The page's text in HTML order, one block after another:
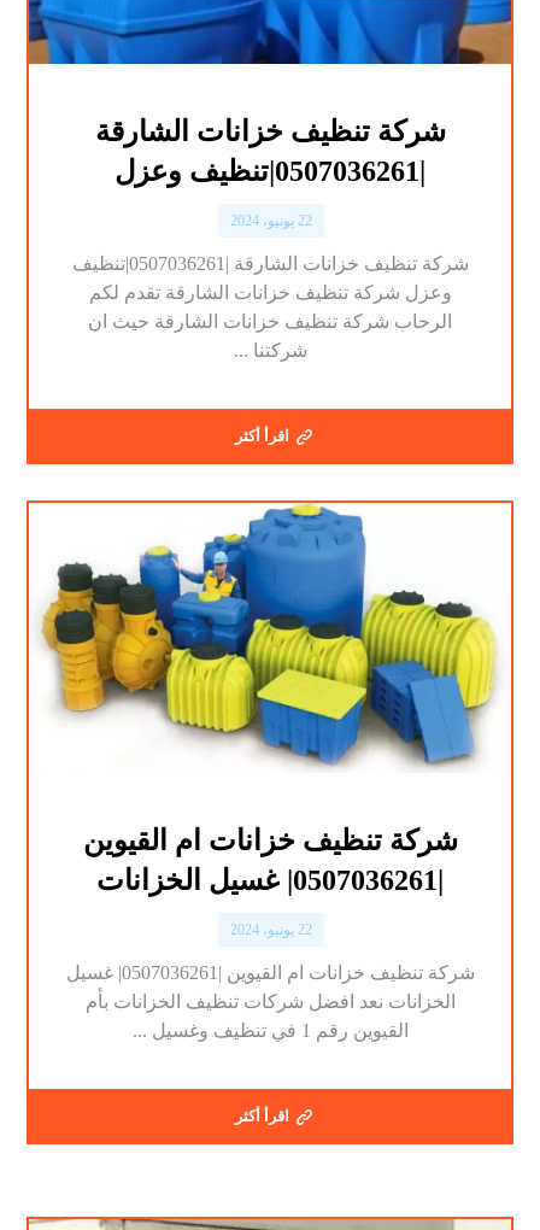
شركة تنظيف خزانات الشارقة
|0507036261|تنظيف وعزل
22 يونيو، 2024
شركة تنظيف خزانات الشارقة |0507036261|تنظيف
وعزل شركة تنظيف خزانات الشارقة تقدم لكم
الرحاب شركة تنظيف خزانات الشارقة حيث ان
شركتنا ...
اقرأ أكثر
شركة تنظيف خزانات ام القيوين
|0507036261| غسيل الخزانات
22 يونيو، 2024
شركة تنظيف خزانات ام القيوين |0507036261| غسيل
الخزانات نعد افضل شركات تنظيف الخزانات بأم
القيوين رقم 1 في تنظيف وغسيل ...
اقرأ أكثر